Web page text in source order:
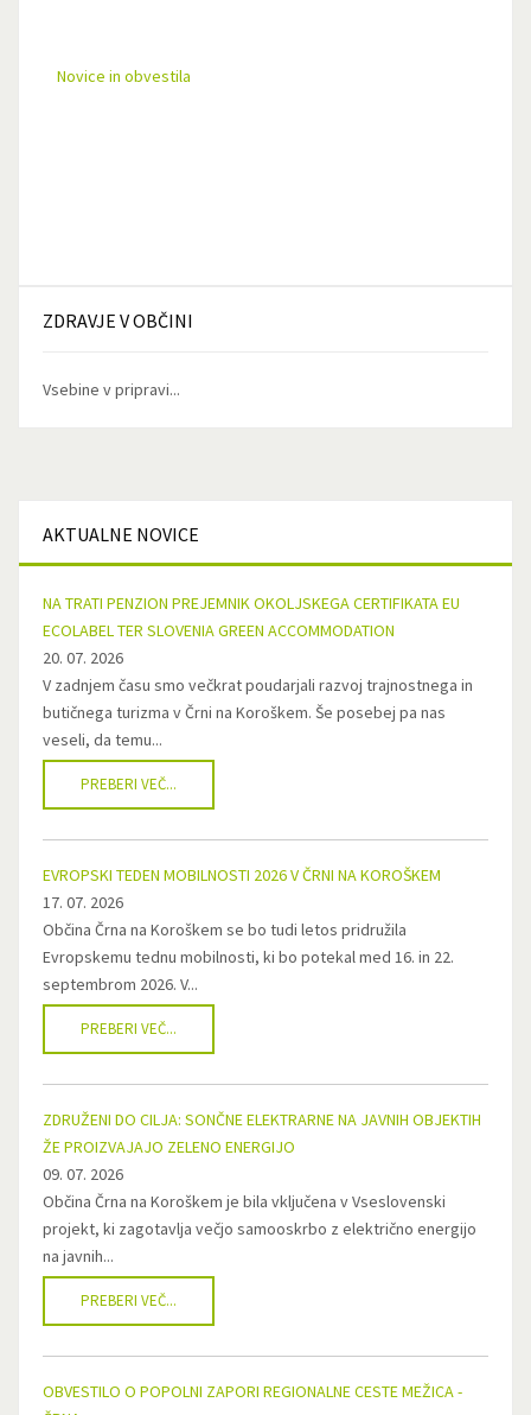
Novice in obvestila
ZDRAVJE V OBČINI
Vsebine v pripravi...
AKTUALNE NOVICE
NA TRATI PENZION PREJEMNIK OKOLJSKEGA CERTIFIKATA EU
ECOLABEL TER SLOVENIA GREEN ACCOMMODATION
20. 07. 2026
V zadnjem času smo večkrat poudarjali razvoj trajnostnega in
butičnega turizma v Črni na Koroškem. Še posebej pa nas
veseli, da temu...
PREBERI VEČ...
EVROPSKI TEDEN MOBILNOSTI 2026 V ČRNI NA KOROŠKEM
17. 07. 2026
Občina Črna na Koroškem se bo tudi letos pridružila
Evropskemu tednu mobilnosti, ki bo potekal med 16. in 22.
septembrom 2026. V...
PREBERI VEČ...
ZDRUŽENI DO CILJA: SONČNE ELEKTRARNE NA JAVNIH OBJEKTIH
ŽE PROIZVAJAJO ZELENO ENERGIJO
09. 07. 2026
Občina Črna na Koroškem je bila vključena v Vseslovenski
projekt, ki zagotavlja večjo samooskrbo z električno energijo
na javnih...
PREBERI VEČ...
OBVESTILO O POPOLNI ZAPORI REGIONALNE CESTE MEŽICA -